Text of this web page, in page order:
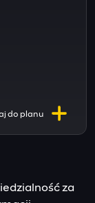
do planu
za